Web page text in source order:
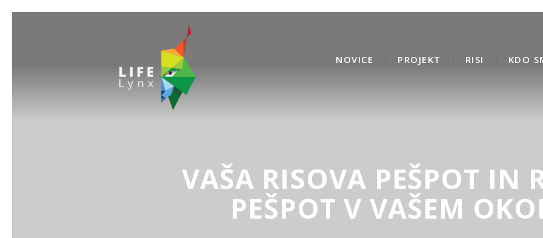
NOVICE PROJEKT RISI KDO
VAŠA RISOVA PEŠPOT IN
PEŠPOT V VAŠEM